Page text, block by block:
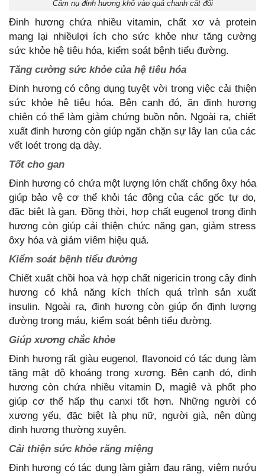
Cắm nụ đinh hương khô vào quả chanh cắt đôi
Đinh hương chứa nhiều vitamin, chất xơ và protein
mang lại nhiềulợi ích cho sức khỏe như tăng cường
sức khỏe hệ tiêu hóa, kiểm soát bệnh tiểu đường.
Tăng cường sức khỏe của hệ tiêu hóa
Đinh hương có công dụng tuyệt vời trong việc cải thiện
sức khỏe hệ tiêu hóa. Bên cạnh đó, ăn đinh hương
chiên có thể làm giảm chứng buồn nôn. Ngoài ra, chiết
xuất đinh hương còn giúp ngăn chặn sự lây lan của các
vết loét trong dạ dày.
Tốt cho gan
Đinh hương có chứa một lượng lớn chất chống ôxy hóa
giúp bảo vệ cơ thể khỏi tác động của các gốc tự do,
đặc biệt là gan. Đồng thời, hợp chất eugenol trong đinh
hương còn giúp cải thiện chức năng gan, giảm stress
ôxy hóa và giảm viêm hiệu quả.
Kiểm soát bệnh tiểu đường
Chiết xuất chồi hoa và hợp chất nigericin trong cây đinh
hương có khả năng kích thích quá trình sản xuất
insulin. Ngoài ra, đinh hương còn giúp ổn định lượng
đường trong máu, kiểm soát bệnh tiểu đường.
Giúp xương chắc khỏe
Đinh hương rất giàu eugenol, flavonoid có tác dụng làm
tăng mật độ khoáng trong xương. Bên cạnh đó, đinh
hương còn chứa nhiều vitamin D, magiê và phốt pho
giúp cơ thể hấp thụ canxi tốt hơn. Những người có
xương yếu, đặc biệt là phụ nữ, người già, nên dùng
đinh hương thường xuyên.
Cải thiện sức khỏe răng miệng
Đinh hương có tác dụng làm giảm đau răng, viêm nướu